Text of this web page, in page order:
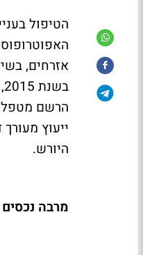
הטיפול
אזרחים,
הרשם
ייעוץ
היורש.
מרבה